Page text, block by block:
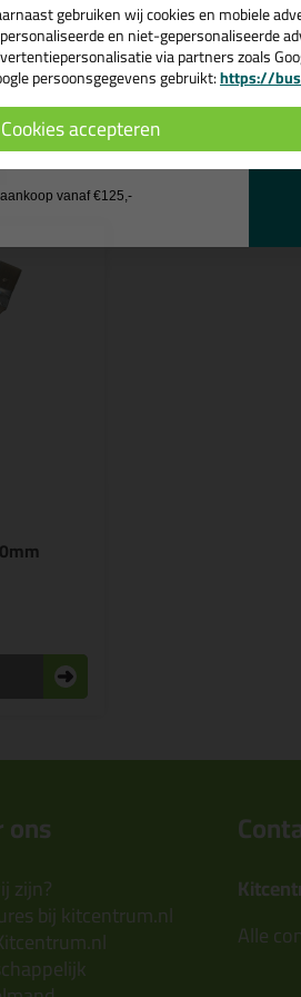
voor onder andere Terpentine
ons
zijn?
bij kitcentrum.nl
Alle
gebruiken wij cookies en mobiele
en niet-gepersonaliseerde
via partners zoals
persoonsgegevens gebruikt:https://
Cookies accepteren
de actiecode ›
geen cadeau
vanaf €125,-